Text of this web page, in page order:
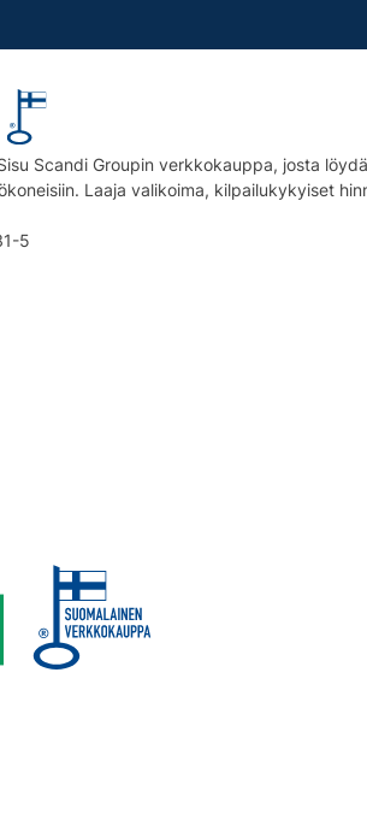
Scandi Groupin verkkokauppa, josta
Laaja valikoima, kilpailukykyiset
5
Instagram
us on Linkedin